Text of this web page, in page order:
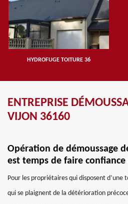
HYDROFUGE TOITURE 36
ENTREPRISE
VIJON 36160
Opération de démoussage
est temps de faire confiance
Pour les propriétaires qui disposent d’une
qui se plaignent de la détérioration